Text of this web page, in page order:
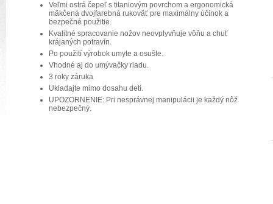
Veľmi ostrá čepeľ s titaniovým povrchom a ergonomická
mäkčená dvojfarebná rukoväť pre maximálny účinok a
bezpečné použitie.
Kvalitné spracovanie nožov neovplyvňuje vôňu a chuť
krájaných potravín.
Po použití výrobok umyte a osušte.
Vhodné aj do umývačky riadu.
3 roky záruka
Ukladajte mimo dosahu detí.
UPOZORNENIE: Pri nesprávnej manipulácii je každý nôž
nebezpečný.